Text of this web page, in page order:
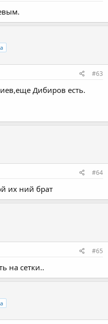
#63
Дибиров есть.
#64
их ний брат
#65
на сетки..